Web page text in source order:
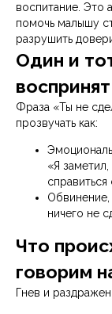
воспитание. Это
помочь малышу
разрушить
Один и
Фраза «Ты не
прозвучать как:
«Я
ничего не
Что
говорим
Гнев и